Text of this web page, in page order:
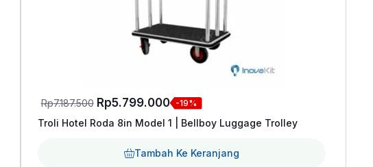
Rp7.187.500 Harga
aslinya
Rp7.187.500.
Rp5.799.000Harga
saat
adalah:
-19%
Troli Hotel Roda 8in Model 1 | Bellboy Luggage Trolley
Tambah Ke Keranjang